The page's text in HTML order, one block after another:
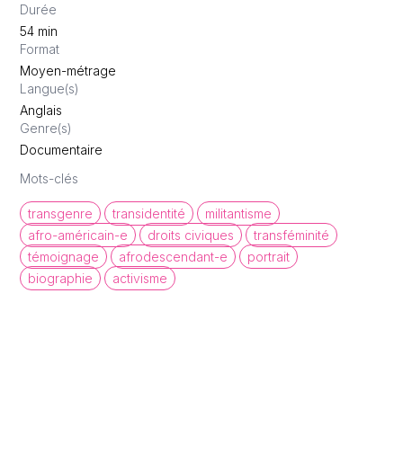
Durée
54 min
Format
Moyen-métrage
Langue(s)
Anglais
Genre(s)
Documentaire
Mots-clés
transgenre transidentité
militantisme
afro-américain-e
droits civiques
transféminité
témoignage
afrodescendant-e
portrait
biographie
activisme